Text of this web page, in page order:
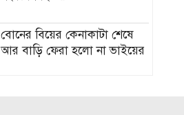
বোনের বিয়ের কেনাকাটা শেষে
আর বাড়ি ফেরা হলো না ভাইয়ের